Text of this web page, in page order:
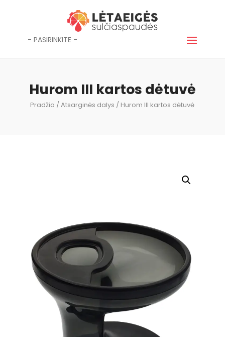
- PASIRINKITE -
Hurom III kartos dėtuvė
Pradžia /Atsarginės dalys / Hurom III kartos dėtuvė